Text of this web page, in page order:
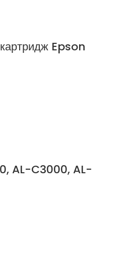
Epson
AL-C3000, AL-